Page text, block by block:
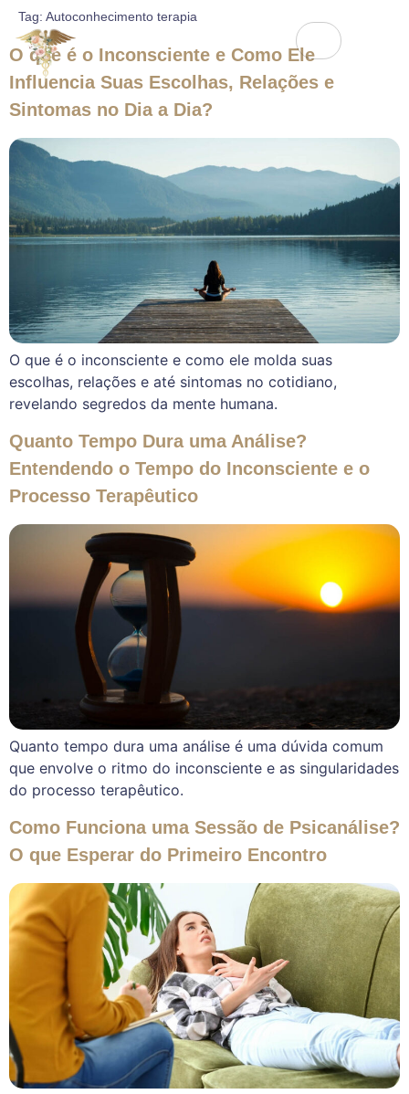
Tag: Autoconhecimento terapia
O que é o Inconsciente e Como Ele
Influencia Suas Escolhas, Relações e
Sintomas no Dia a Dia?
O que é o inconsciente e como ele molda suas
escolhas, relações e até sintomas no cotidiano,
revelando segredos da mente humana.
Quanto Tempo Dura uma Análise?
Entendendo o Tempo do Inconsciente e o
Processo Terapêutico
Quanto tempo dura uma análise é uma dúvida comum
que envolve o ritmo do inconsciente e as singularidades
do processo terapêutico.
Como Funciona uma Sessão de Psicanálise?
O que Esperar do Primeiro Encontro